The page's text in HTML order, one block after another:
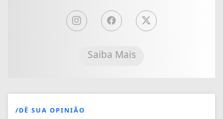
Saiba Mais
/DÊ SUA OPINIÃO